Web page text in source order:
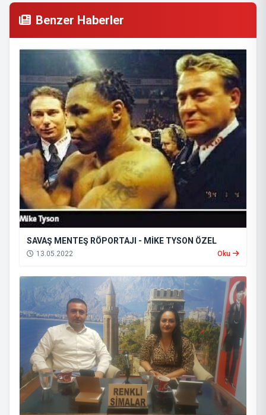
Benzer Haberler
SAVAŞ MENTEŞ RÖPORTAJI - MİKE TYSON ÖZEL
13.05.2022 Oku